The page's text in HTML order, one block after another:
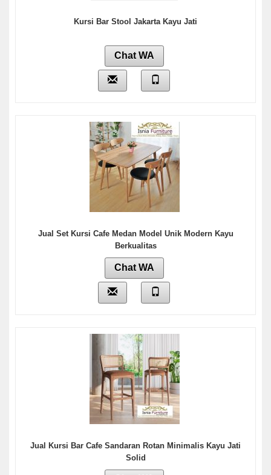
Kursi Bar Stool Jakarta Kayu Jati
Chat WA
Jual Set Kursi Cafe Medan Model Unik Modern Kayu
Berkualitas
Chat WA
Jual Kursi Bar Cafe Sandaran Rotan Minimalis Kayu Jati
Solid